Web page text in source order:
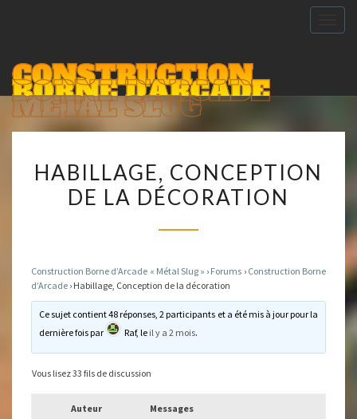
CONSTRUCTION
BORNE D'ARCADE
METAL SLUG
CONCEPTION
DE
HABILLAGE, CONCEPTION
DE LA DÉCORATION
Construction Borne d’Arcade « Métal Slug » › Forums › Construction Borne
d’Arcade › Habillage, Conception de la décoration
Ce sujet contient 48 réponses, 2 participants et a été mis à jour pour la
dernière fois par
Raf, le il y a 2 mois.
Vous lisez 33 fils de discussion
Auteur Messages